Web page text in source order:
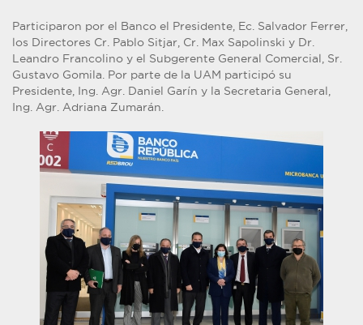
Participaron por el Banco el Presidente, Ec. Salvador Ferrer,
los Directores Cr. Pablo Sitjar, Cr. Max Sapolinski y Dr.
Leandro Francolino y el Subgerente General Comercial, Sr.
Gustavo Gomila. Por parte de la UAM participó su
Presidente, Ing. Agr. Daniel Garín y la Secretaria General,
Ing. Agr. Adriana Zumarán.